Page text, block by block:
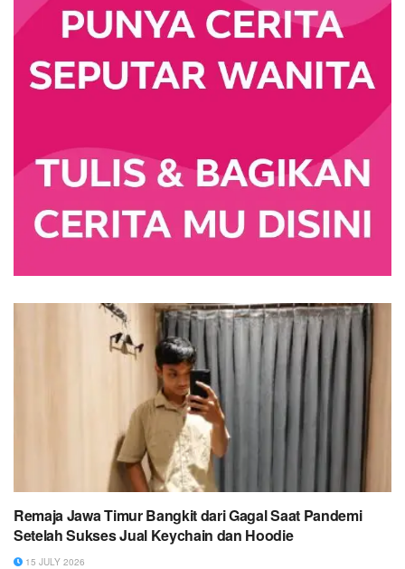
Remaja Jawa Timur Bangkit dari Gagal Saat Pandemi
Setelah Sukses Jual Keychain dan Hoodie
15 JULY 2026